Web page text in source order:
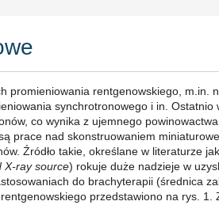
promieniowania rentgenowskiego, m.in.
synchrotronowego i in. Ostatnio
co wynika z ujemnego
prace nad skonstruowaniem
Źródło takie, określane w literaturze
X-ray source) rokuje duże nadzieje w
do brachyterapii (średnica
przedstawiono na rys. 1.